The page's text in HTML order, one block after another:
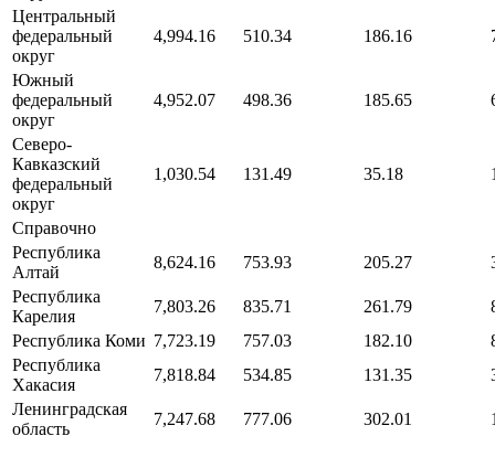
Центральный
федеральный
округ
4,994.16 510.34 186.16
Южный
федеральный
округ
4,952.07 498.36 185.65
Северо-
Кавказский
федеральный
округ
1,030.54 131.49 35.18
Справочно
Республика
Алтай
8,624.16 753.93 205.27
Республика
Карелия
7,803.26 835.71 261.79
Республика Коми 7,723.19 757.03 182.10
Республика
Хакасия
7,818.84 534.85 131.35
Ленинградская
область
7,247.68 777.06 302.01